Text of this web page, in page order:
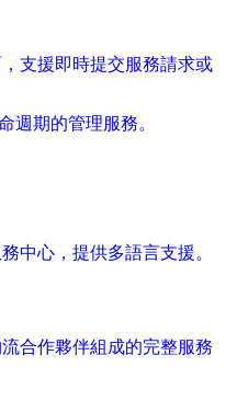
支援即時提交服務請求或
週期的管理服務。
中心，提供多語言支援。
合作夥伴組成的完整服務